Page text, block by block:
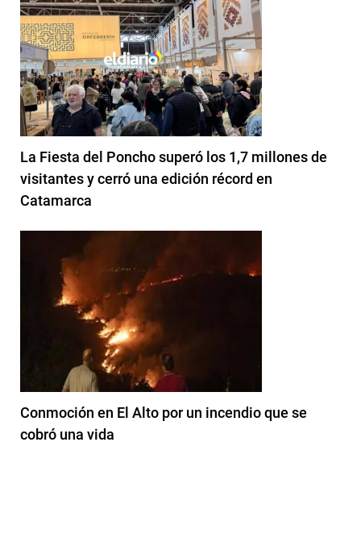
La Fiesta del Poncho superó los 1,7 millones de
visitantes y cerró una edición récord en
Catamarca
Conmoción en El Alto por un incendio que se
cobró una vida